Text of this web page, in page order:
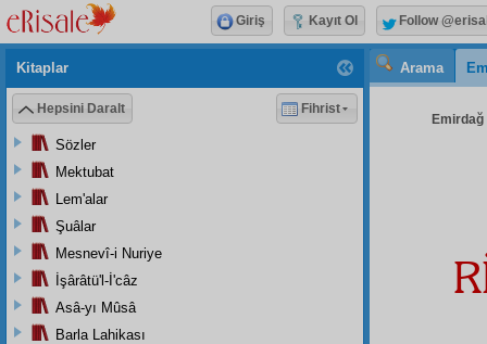
Arama
Emirdağ
Kitaplar
Hepsini Daralt Fihrist
Sözler
Mektubat
Lem'alar
Şuâlar
Mesnevî-i Nuriye
İşârâtü'l-İ'câz
Asâ-yı Mûsâ
Barla Lahikası
Giriş Kayıt Ol Follow